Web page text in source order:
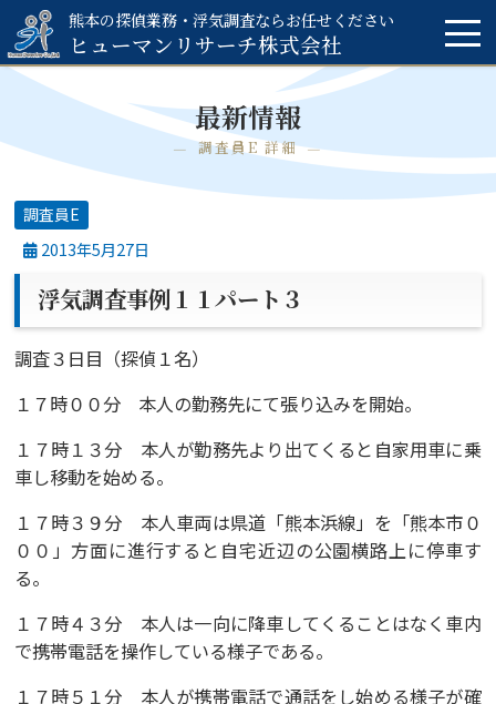
熊本の探偵業務・浮気調査ならお任せください
ヒューマンリサーチ株式会社
最新情報
調査員E 詳細
調査員E
2013年5月27日
浮気調査事例１１パート３
調査３日目（探偵１名）
１７時００分 本人の勤務先にて張り込みを開始。
１７時１３分 本人が勤務先より出てくると自家用車に乗
車し移動を始める。
１７時３９分 本人車両は県道「熊本浜線」を「熊本市０
００」方面に進行すると自宅近辺の公園横路上に停車す
る。
１７時４３分 本人は一向に降車してくることはなく車内
で携帯電話を操作している様子である。
１７時５１分 本人が携帯電話で通話をし始める様子が確